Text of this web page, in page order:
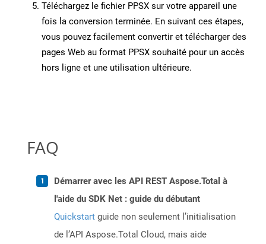
Téléchargez le fichier PPSX sur votre appareil une
fois la conversion terminée. En suivant ces étapes,
vous pouvez facilement convertir et télécharger des
pages Web au format PPSX souhaité pour un accès
hors ligne et une utilisation ultérieure.
FAQ
Démarrer avec les API REST Aspose.Total à
l'aide du SDK Net : guide du débutant
Quickstart guide non seulement l’initialisation
de l’API Aspose.Total Cloud, mais aide